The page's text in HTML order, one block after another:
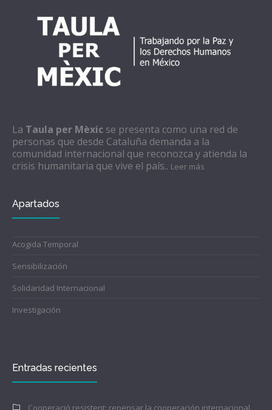
La Taula per Mèxic se presenta como una red de
personas que desde Cataluña demanda a la
comunidad internacional que reconozca y atienda la
crisis humanitaria que vive el país.. Leer más
Apartados
Acogida Temporal
Sensibilización
Solidaridad Internacional
Investigación
Entradas recientes
Cooperació resistent: repensar la cooperación internacional